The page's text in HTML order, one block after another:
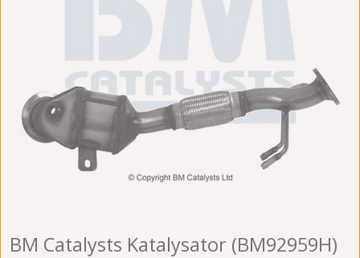
BM Catalysts Katalysator (BM92959H)